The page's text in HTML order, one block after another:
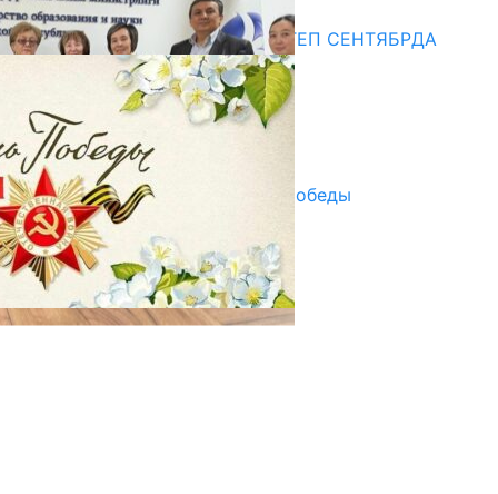
Медиа
СУЗАКТА 750 ОРУНДУУ МЕКТЕП СЕНТЯБРДА
ПАЙДАЛАНУУГА БЕРИЛЕТ
07.08.2025
Улуу Жеңиштин жандуу сөзү
29.04.2025
Награды в преддверии Дня Победы
29.04.2025